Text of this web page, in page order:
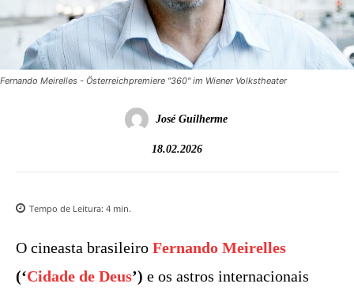
Fernando Meirelles - Österreichpremiere "360" im Wiener Volkstheater
José Guilherme
18.02.2026
Tempo de Leitura: 4 min.
O cineasta brasileiro Fernando Meirelles
(‘Cidade de Deus’) e os astros internacionais